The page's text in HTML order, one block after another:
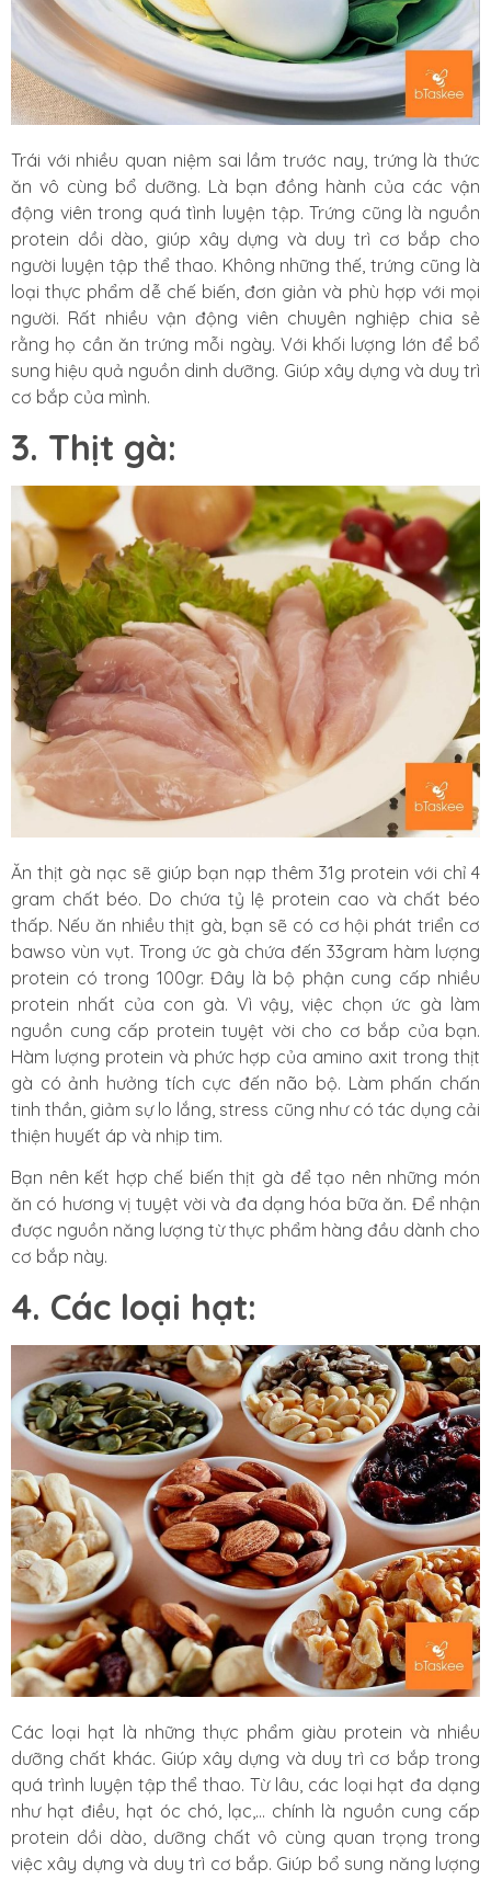
Trái với nhiều quan niệm sai lầm trước nay, trứng là thức
ăn vô cùng bổ dưỡng. Là bạn đồng hành của các vận
động viên trong quá tình luyện tập. Trứng cũng là nguồn
protein dồi dào, giúp xây dựng và duy trì cơ bắp cho
người luyện tập thể thao. Không những thế, trứng cũng là
loại thực phẩm dễ chế biến, đơn giản và phù hợp với mọi
người. Rất nhiều vận động viên chuyên nghiệp chia sẻ
rằng họ cần ăn trứng mỗi ngày. Với khối lượng lớn để bổ
sung hiệu quả nguồn dinh dưỡng. Giúp xây dựng và duy trì
cơ bắp của mình.
3. Thịt gà:
Ăn thịt gà nạc sẽ giúp bạn nạp thêm 31g protein với chỉ 4
gram chất béo. Do chứa tỷ lệ protein cao và chất béo
thấp. Nếu ăn nhiều thịt gà, bạn sẽ có cơ hội phát triển cơ
bawso vùn vụt. Trong ức gà chứa đến 33gram hàm lượng
protein có trong 100gr. Đây là bộ phận cung cấp nhiều
protein nhất của con gà. Vì vậy, việc chọn ức gà làm
nguồn cung cấp protein tuyệt vời cho cơ bắp của bạn.
Hàm lượng protein và phức hợp của amino axit trong thịt
gà có ảnh hưởng tích cực đến não bộ. Làm phấn chấn
tinh thần, giảm sự lo lắng, stress cũng như có tác dụng cải
thiện huyết áp và nhịp tim.
Bạn nên kết hợp chế biến thịt gà để tạo nên những món
ăn có hương vị tuyệt vời và đa dạng hóa bữa ăn. Để nhận
được nguồn năng lượng từ thực phẩm hàng đầu dành cho
cơ bắp này.
4. Các loại hạt:
Các loại hạt là những thực phẩm giàu protein và nhiều
dưỡng chất khác. Giúp xây dựng và duy trì cơ bắp trong
quá trình luyện tập thể thao. Từ lâu, các loại hạt đa dạng
như hạt điều, hạt óc chó, lạc,… chính là nguồn cung cấp
protein dồi dào, dưỡng chất vô cùng quan trọng trong
việc xây dựng và duy trì cơ bắp. Giúp bổ sung năng lượng